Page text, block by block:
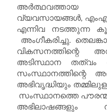
അർത്ഥവത്തായ
വ്യവസായങ്ങൾ,
എന്നിവ നടത്തുന്ന
അംഗീകരിച്ചു.
വികസനത്തിന്റെ
അടിസ്ഥാന തത്വം
സംസ്ഥാനത്തിന്റെ
അഭിവൃദ്ധിയും
സംസ്ഥാനത്തെ
അഭിലാഷങ്ങളും